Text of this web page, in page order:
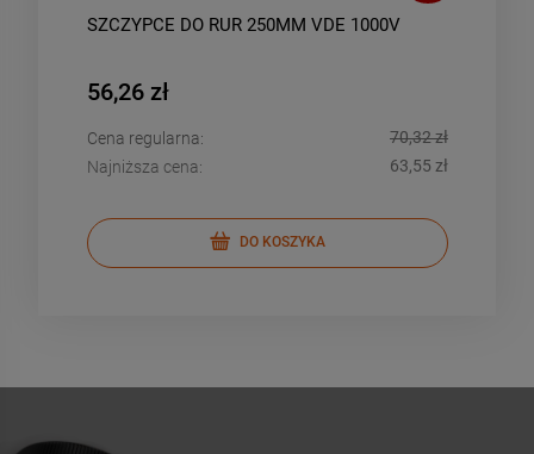
SZCZYPCE DO RUR 250MM VDE 1000V
56,26 zł
Cena regularna:
70,32 zł
Najniższa cena:
63,55 zł
DO KOSZYKA